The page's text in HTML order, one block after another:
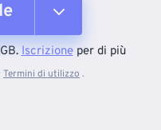
Iscrizioneper di più
Termini di utilizzo .